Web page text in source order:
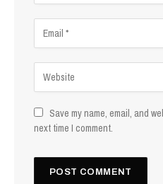
Save my name, email, and
next time I comment.